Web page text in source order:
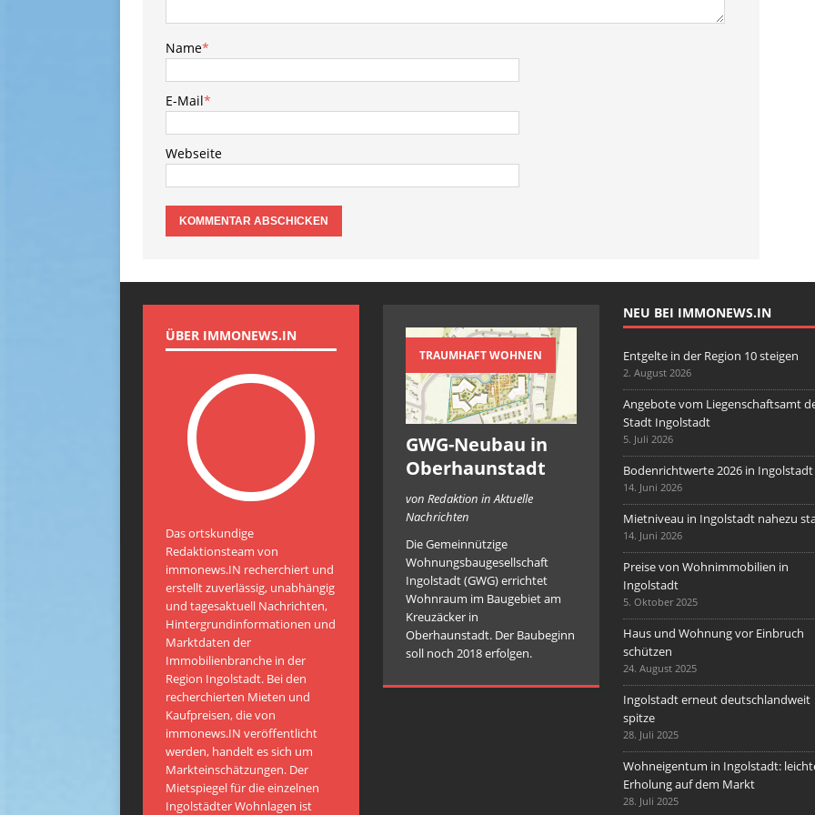
Name*
E-Mail*
Webseite
ÜBER IMMONEWS.IN
Das ortskundige
Redaktionsteam von
immonews.IN recherchiert und
erstellt zuverlässig, unabhängig
und tagesaktuell Nachrichten,
Hintergrundinformationen und
Marktdaten der
Immobilienbranche in der
Region Ingolstadt. Bei den
recherchierten Mieten und
Kaufpreisen, die von
immonews.IN veröffentlicht
werden, handelt es sich um
Markteinschätzungen. Der
Mietspiegel für die einzelnen
Ingolstädter Wohnlagen ist
TRAUMHAFT WOHNEN
GWG-Neubau in
Oberhaunstadt
von Redaktion in Aktuelle
Nachrichten
Die Gemeinnützige
Wohnungsbaugesellschaft
Ingolstadt (GWG) errichtet
Wohnraum im Baugebiet am
Kreuzäcker in
Oberhaunstadt. Der Baubeginn
soll noch 2018 erfolgen.
NEU BEI IMMONEWS.IN
Entgelte in der Region 10 steigen
2. August 2026
Angebote vom Liegenschaftsamt
Stadt Ingolstadt
5. Juli 2026
Bodenrichtwerte 2026 in Ingolstadt
14. Juni 2026
Mietniveau in Ingolstadt nahezu
14. Juni 2026
Preise von Wohnimmobilien in
Ingolstadt
5. Oktober 2025
Haus und Wohnung vor Einbruch
schützen
24. August 2025
Ingolstadt erneut deutschlandweit
spitze
28. Juli 2025
Wohneigentum in Ingolstadt:
Erholung auf dem Markt
28. Juli 2025